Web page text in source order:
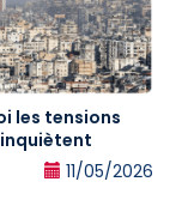
les tensions
11/05/2026